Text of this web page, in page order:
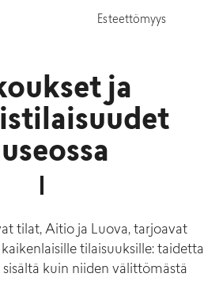
Esteettömyys
ja
tilat, Aitio ja Luova, tarjoavat
tilaisuuksille: taidetta
kuin niiden välittömästä